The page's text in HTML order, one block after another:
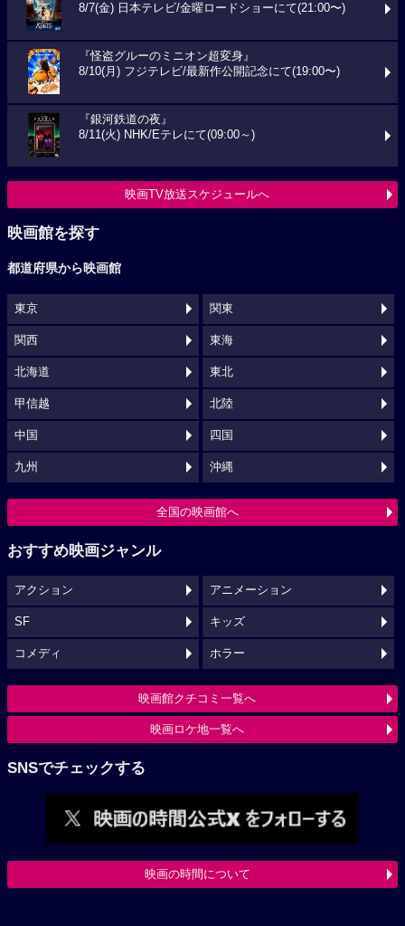
8/7(金) 日本テレビ/金曜ロードショーにて(21:00〜)
『怪盗グルーのミニオン超変身』
8/10(月) フジテレビ/最新作公開記念にて(19:00〜)
『銀河鉄道の夜』
8/11(火) NHK/Eテレにて(09:00～)
映画TV放送スケジュールへ
映画館を探す
都道府県から映画館
東京 関東
関西 東海
北海道 東北
甲信越 北陸
中国 四国
九州 沖縄
全国の映画館へ
おすすめ映画ジャンル
アクション アニメーション
SF キッズ
コメディ ホラー
映画館クチコミ一覧へ
映画ロケ地一覧へ
SNSでチェックする
映画の時間について